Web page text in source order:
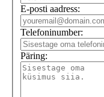
E-posti aadress:
Telefoninumber:
Päring: